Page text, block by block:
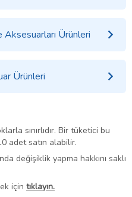
Ürünleri
Ürünleri
sınırlıdır. Bir tüketici bu
adet satın alabilir.
değişiklik yapma hakkını saklı
için tıklayın.